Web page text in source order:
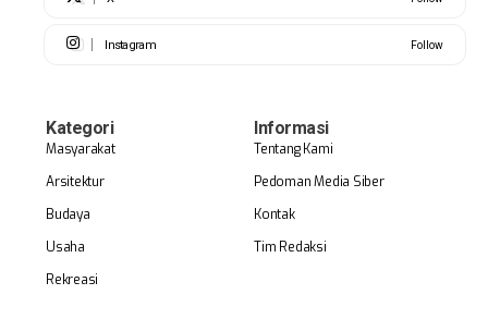
Instagram Follow
Kategori
Masyarakat
Arsitektur
Budaya
Usaha
Rekreasi
Informasi
Tentang Kami
Pedoman Media Siber
Kontak
Tim Redaksi